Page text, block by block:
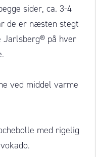
sider, ca. 3-4
de er næsten stegt
på hver
ved middel varme
med rigelig